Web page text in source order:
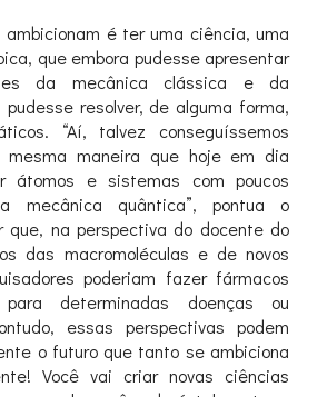
é ter uma ciência, uma
que embora pudesse apresentar
da mecânica clássica e da
resolver, de alguma forma,
“Aí, talvez conseguíssemos
mesma maneira que hoje em dia
átomos e sistemas com poucos
mecânica quântica”, pontua o
que, na perspectiva do docente do
das macromoléculas e de novos
poderiam fazer fármacos
determinadas doenças ou
essas perspectivas podem
o futuro que tanto se ambiciona
Você vai criar novas ciências